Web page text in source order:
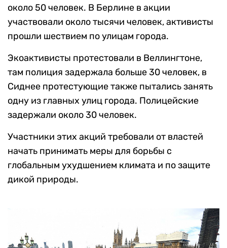
около 50 человек. В Берлине в акции
участвовали около тысячи человек, активисты
прошли шествием по улицам города.
Экоактивисты протестовали в Веллингтоне,
там полиция задержала больше 30 человек, в
Сиднее протестующие также пытались занять
одну из главных улиц города. Полицейские
задержали около 30 человек.
Участники этих акций требовали от властей
начать принимать меры для борьбы с
глобальным ухудшением климата и по защите
дикой природы.